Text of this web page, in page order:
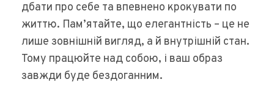
дбати про себе та впевнено крокувати по
життю. Пам’ятайте, що елегантність – це не
лише зовнішній вигляд, а й внутрішній стан.
Тому працюйте над собою, і ваш образ
завжди буде бездоганним.